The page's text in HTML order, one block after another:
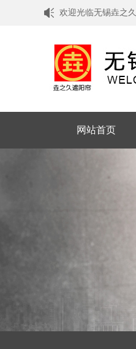
欢迎光临无锡垚之
网站首页